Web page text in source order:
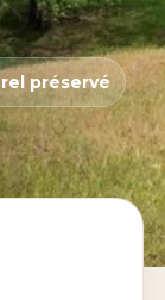
préservé